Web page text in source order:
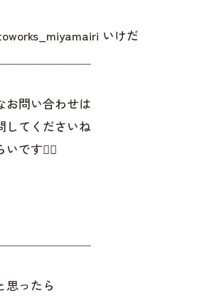
いけだ
お問い合わせは
してくださいね
です✌🏻
思ったら